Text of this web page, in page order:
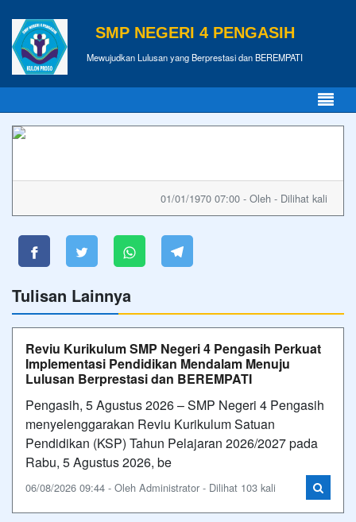
SMP NEGERI 4 PENGASIH
Mewujudkan Lulusan yang Berprestasi dan BEREMPATI
01/01/1970 07:00 - Oleh - Dilihat kali
Tulisan Lainnya
Reviu Kurikulum SMP Negeri 4 Pengasih Perkuat
Implementasi Pendidikan Mendalam Menuju
Lulusan Berprestasi dan BEREMPATI
Pengasih, 5 Agustus 2026 – SMP Negeri 4 Pengasih
menyelenggarakan Reviu Kurikulum Satuan
Pendidikan (KSP) Tahun Pelajaran 2026/2027 pada
Rabu, 5 Agustus 2026, be
06/08/2026 09:44 - Oleh Administrator - Dilihat 103 kali